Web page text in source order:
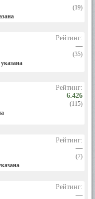
(19)
Рейтинг:
—
(35)
Рейтинг:
6.426
(115)
Рейтинг:
—
(7)
Рейтинг:
—